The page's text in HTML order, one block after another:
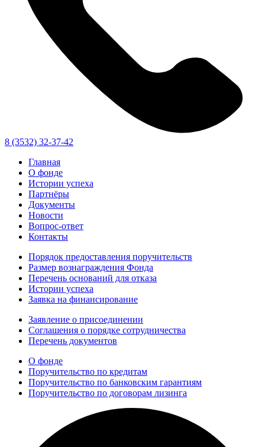
8 (3532) 32-37-42
Главная
О фонде
Истории успеха
Партнёры
Документы
Новости
Вопрос-ответ
Контакты
Порядок предоставления поручительств
Размер вознаграждения Фонда
Перечень оснований для отказа
Истории успеха
Заявка на финансирование
Заявление о присоединении
Соглашения о порядке сотрудничества
Перечень документов
О фонде
Поручительство по кредитам
Поручительство по банковским гарантиям
Поручительство по договорам лизинга